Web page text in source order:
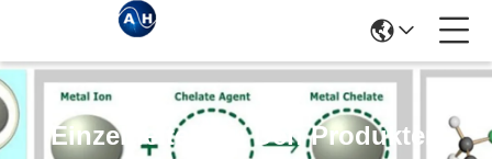
Einzelheiten Zu Den Produkten